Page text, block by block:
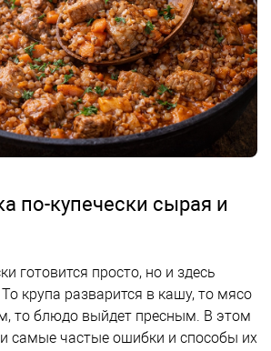
по-купечески сырая и
готовится просто, но и здесь
крупа разварится в кашу, то мясо
то блюдо выйдет пресным. В этом
самые частые ошибки и способы их